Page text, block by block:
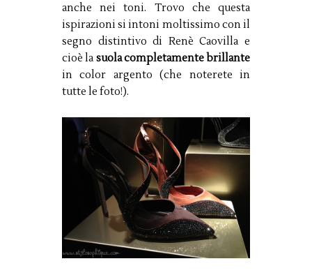
anche nei toni. Trovo che questa
ispirazioni si intoni moltissimo con il
segno distintivo di Renè Caovilla e
cioè la suola completamente brillante
in color argento (che noterete in
tutte le foto!).